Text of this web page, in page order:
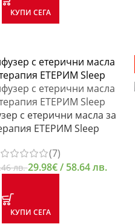
КУПИ СЕГА
с етерични масла за
ЕТЕРИМ Sleep
(7)
лв.29.98€/ 58.64 лв.
КУПИ СЕГА